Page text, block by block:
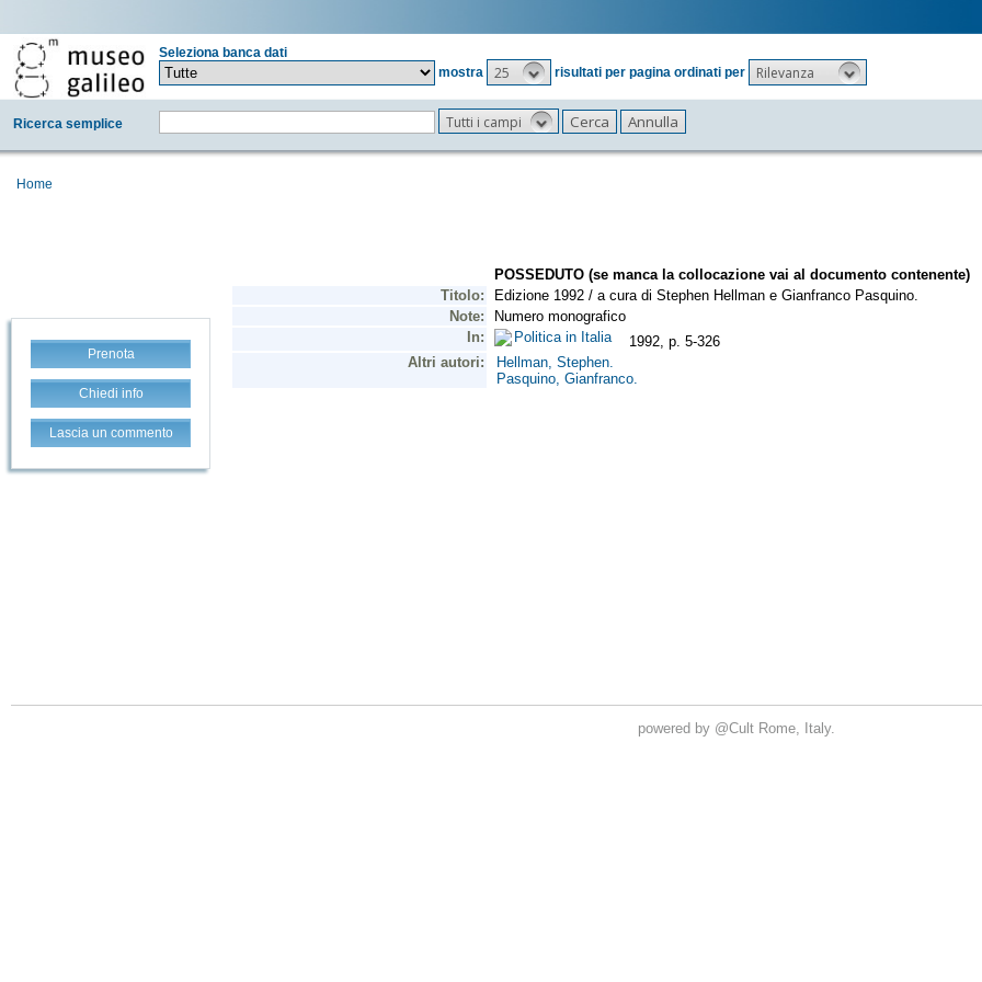
Seleziona banca dati
mostra
25 risultati per pagina ordinati per Rilevanza
Ricerca semplice Tutti i campi
Home
Prenota
Chiedi info
Lascia un commento
powered by @Cult Rome, Italy.